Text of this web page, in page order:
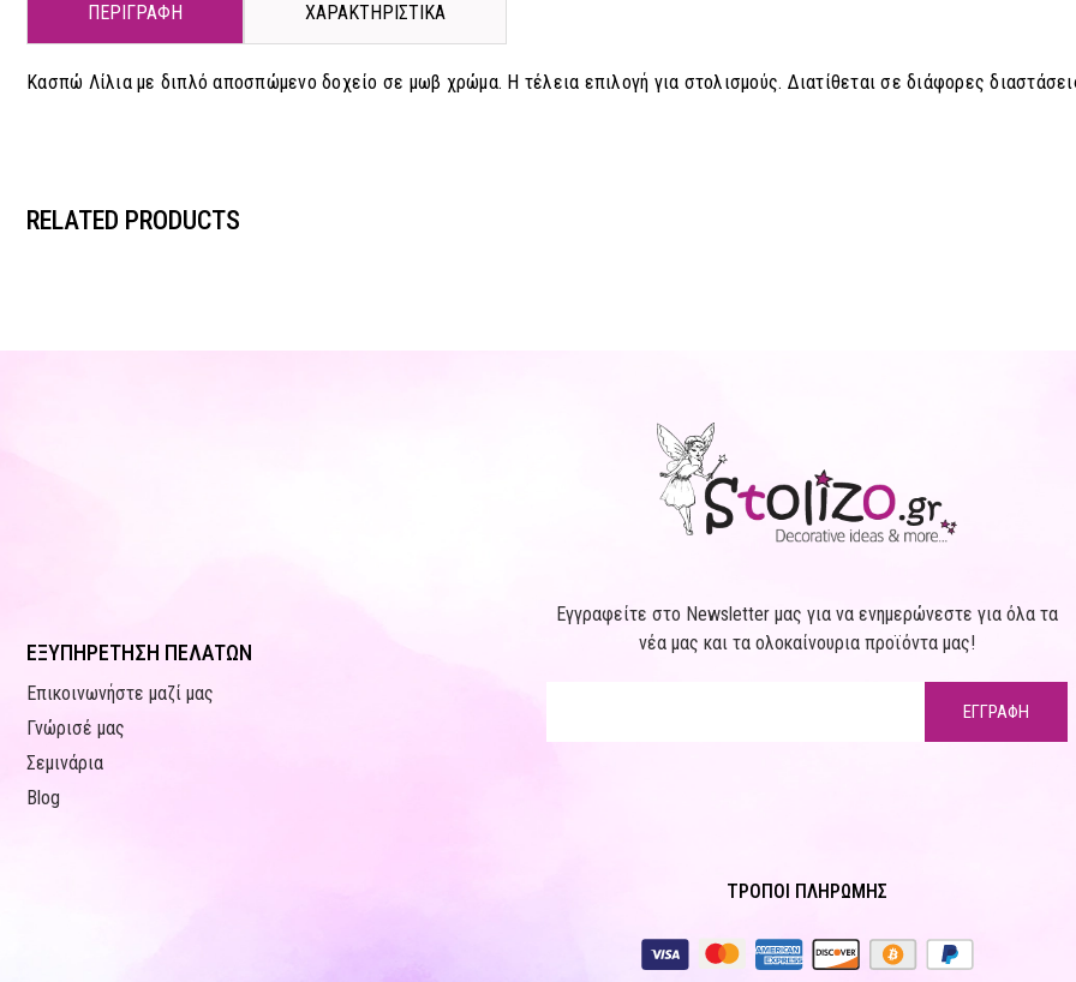
ΠΕΡΙΓΡΑΦΗ ΧΑΡΑΚΤΗΡΙΣΤΙΚΑ
Κασπώ Λίλια με διπλό αποσπώμενο δοχείο σε μωβ χρώμα. Η τέλεια επιλογή για στολισμούς. Διατίθεται σε διάφορες
RELATED PRODUCTS
ΕΞΥΠΗΡΕΤΗΣΗ ΠΕΛΑΤΩΝ
Επικοινωνήστε μαζί μας
Γνώρισέ μας
Σεμινάρια
Blog
Εγγραφείτε στο Newsletter μας για να ενημερώνεστε για όλα τα
νέα μας και τα ολοκαίνουρια προϊόντα μας!
ΕΓΓΡΑΦΗ
ΤΡΟΠΟΙ ΠΛΗΡΩΜΗΣ